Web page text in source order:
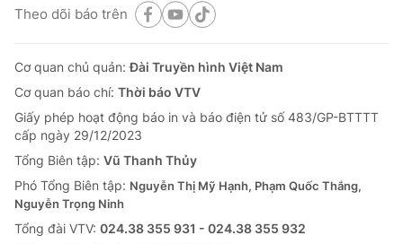
Theo dõi báo trên
Cơ quan chủ quản:Đài Truyền hình Việt Nam
Cơ quan báo chí: Thời báo VTV
Giấy phép hoạt động báo in và báo điện tử số 483/GP-BTTTT
cấp ngày 29/12/2023
Tổng Biên tập: Vũ Thanh Thủy
Phó Tổng Biên tập: Nguyễn Thị Mỹ Hạnh, Phạm Quốc Thắng,
Nguyễn Trọng Ninh
Tổng đài VTV: 024.38 355 931 - 024.38 355 932